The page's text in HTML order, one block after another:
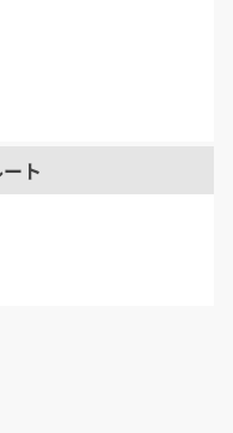
ト